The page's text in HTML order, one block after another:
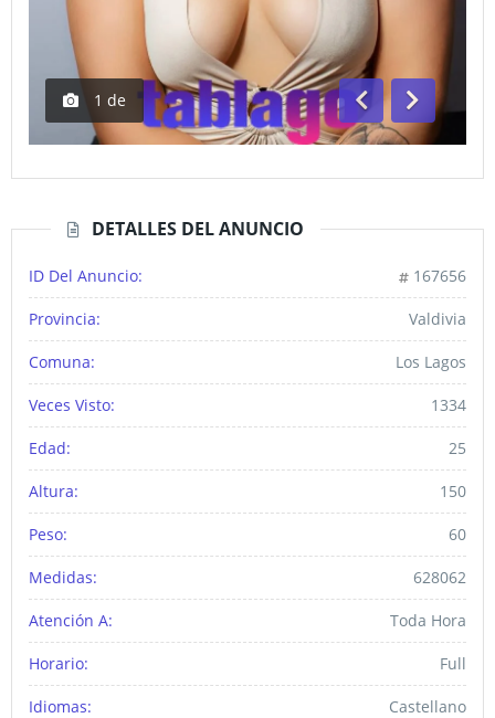
1 de
AnteriorSiguiente
DETALLES DEL ANUNCIO
ID Del Anuncio: 167656
Provincia: Valdivia
Comuna: Los Lagos
Veces Visto: 1334
Edad: 25
Altura: 150
Peso: 60
Medidas: 628062
Atención A: Toda Hora
Horario: Full
Idiomas: Castellano